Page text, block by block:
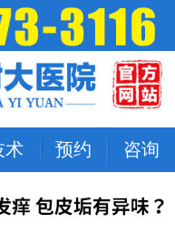
术 预约 咨询